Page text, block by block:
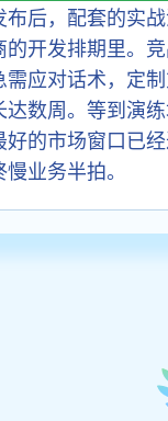
布后，配套的实
开发排期里。竞
需应对话术，定
达数周。等到演
好的市场窗口已
业务半拍。